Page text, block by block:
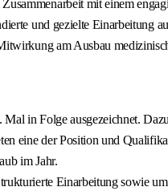
mit einem
und gezielte Einarbeitung
am Ausbau
Mal in Folge ausgezeichnet.
eine der Position und
im Jahr.
Einarbeitung sowie